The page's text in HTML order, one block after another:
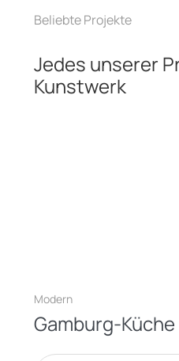
Beliebte Projekte
Jedes unserer
Kunstwerk
Modern
Gamburg-Küche